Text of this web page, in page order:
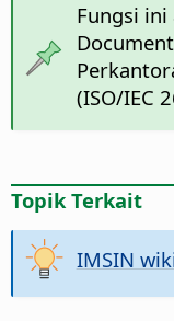
Fungsi ini
(ISO/IEC
Topik Terkait
IMSIN